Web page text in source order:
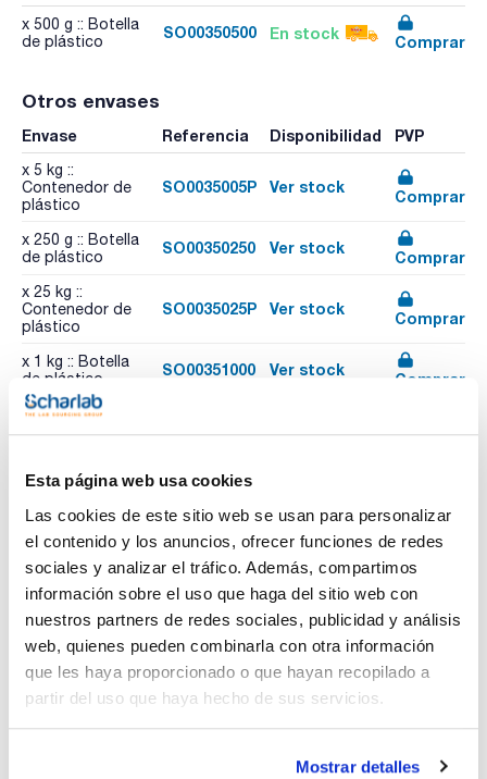
Esta página web usa cookies
Las cookies de este sitio web se usan para personalizar
el contenido y los anuncios, ofrecer funciones de redes
sociales y analizar el tráfico. Además, compartimos
información sobre el uso que haga del sitio web con
nuestros partners de redes sociales, publicidad y análisis
web, quienes pueden combinarla con otra información
que les haya proporcionado o que hayan recopilado a
partir del uso que haya hecho de sus servicios.
Mostrar detalles
x 500 g :: Botella
de plástico
SO00350500 En stock Comprar
Otros envases
Envase Referencia Disponibilidad PVP
x 5 kg ::
Contenedor de
plástico
SO0035005P Ver stock
Comprar
x 250 g :: Botella
de plástico
SO00350250 Ver stock
Comprar
x 25 kg ::
Contenedor de
plástico
SO0035025P Ver stock
Comprar
x 1 kg :: Botella
de plástico
SO00351000 Ver stock
Comprar
Recursos relacionados
Imprimir ficha de